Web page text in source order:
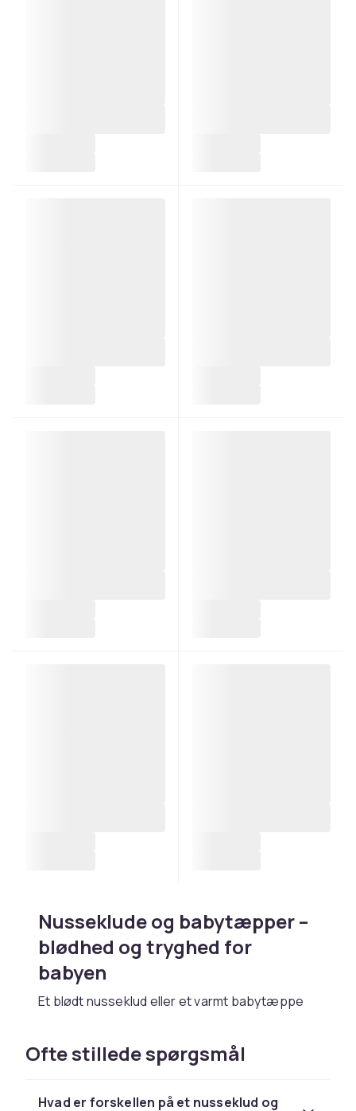
Nusseklude og babytæpper –
blødhed og tryghed for
babyen
Et blødt nusseklud eller et varmt babytæppe
Det rette tæppe følger barnet i vognen,
Med det rette valg af materiale og størrelse
Ofte stillede spørgsmål
Hvad er forskellen på et nusseklud og